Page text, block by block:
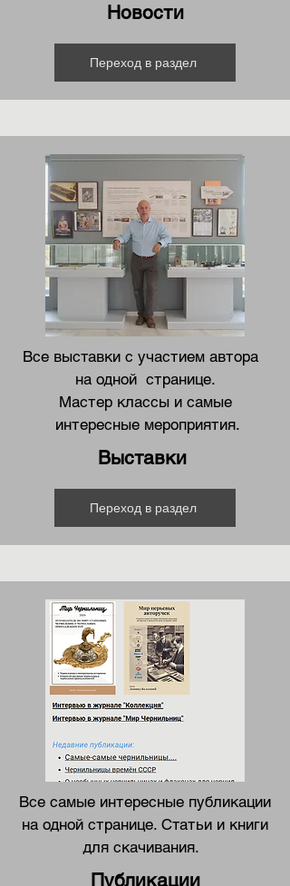
Новости
Переход в раздел
Все выставки с участием автора
на одной странице.
Мастер классы и самые
интересные мероприятия.​
Выставки
Переход в раздел
Все самые интересные публикации
на одной странице. Статьи и книги
для скачивания.
Публикации